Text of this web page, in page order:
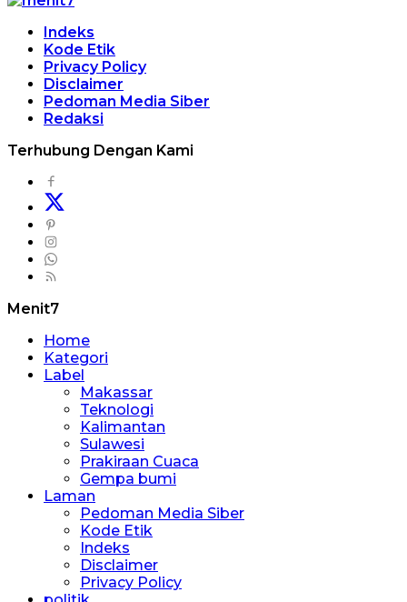
Indeks
Kode Etik
Privacy Policy
Disclaimer
Pedoman Media Siber
Redaksi
Terhubung Dengan Kami
Menit7
Home
Kategori
Label
Makassar
Teknologi
Kalimantan
Sulawesi
Prakiraan Cuaca
Gempa bumi
Laman
Pedoman Media Siber
Kode Etik
Indeks
Disclaimer
Privacy Policy